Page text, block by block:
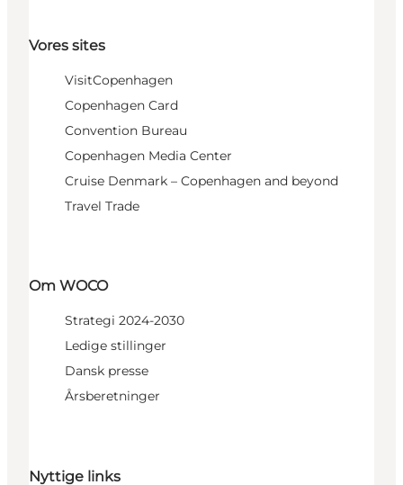
Vores sites
VisitCopenhagen
Copenhagen Card
Convention Bureau
Copenhagen Media Center
Cruise Denmark – Copenhagen and beyond
Travel Trade
Om WOCO
Strategi 2024-2030
Ledige stillinger
Dansk presse
Årsberetninger
Nyttige links